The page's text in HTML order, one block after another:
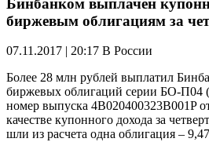
Бинбанком выплачен
биржевым облигациям за
07.11.2017 | 20:17 В России
Более 28 млн рублей выплатил
биржевых облигаций серии БО-П04
номер выпуска 4B020400323B001P
качестве купонного дохода за
шли из расчета одна облигация –